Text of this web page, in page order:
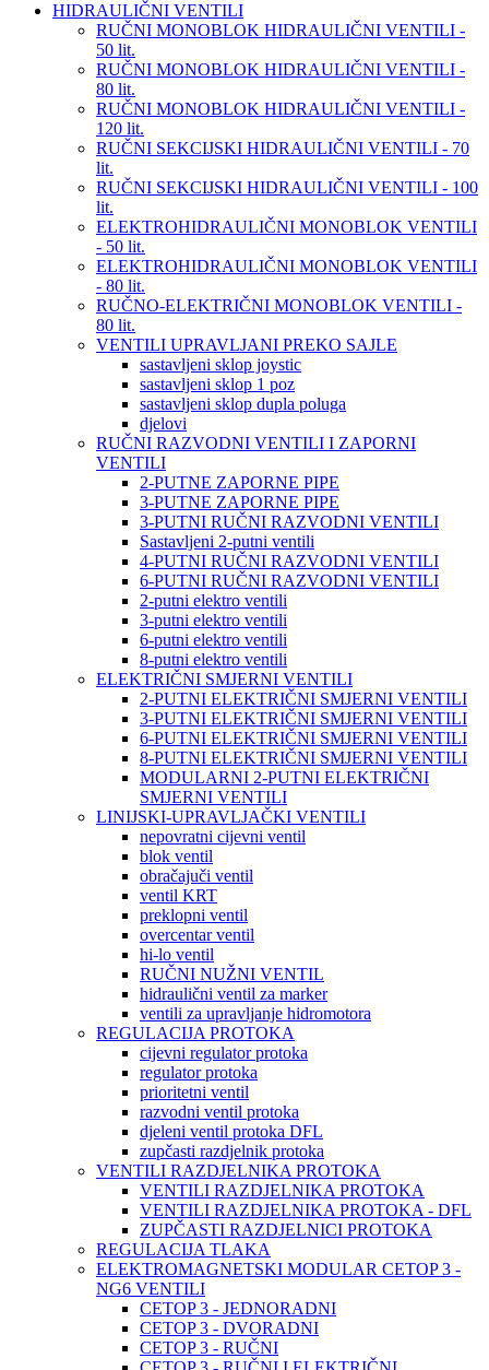
HIDRAULIČNI VENTILI
RUČNI MONOBLOK HIDRAULIČNI VENTILI -
50 lit.
RUČNI MONOBLOK HIDRAULIČNI VENTILI -
80 lit.
RUČNI MONOBLOK HIDRAULIČNI VENTILI -
120 lit.
RUČNI SEKCIJSKI HIDRAULIČNI VENTILI - 70
lit.
RUČNI SEKCIJSKI HIDRAULIČNI VENTILI - 100
lit.
ELEKTROHIDRAULIČNI MONOBLOK VENTILI
- 50 lit.
ELEKTROHIDRAULIČNI MONOBLOK VENTILI
- 80 lit.
RUČNO-ELEKTRIČNI MONOBLOK VENTILI -
80 lit.
VENTILI UPRAVLJANI PREKO SAJLE
sastavljeni sklop joystic
sastavljeni sklop 1 poz
sastavljeni sklop dupla poluga
djelovi
RUČNI RAZVODNI VENTILI I ZAPORNI
VENTILI
2-PUTNE ZAPORNE PIPE
3-PUTNE ZAPORNE PIPE
3-PUTNI RUČNI RAZVODNI VENTILI
Sastavljeni 2-putni ventili
4-PUTNI RUČNI RAZVODNI VENTILI
6-PUTNI RUČNI RAZVODNI VENTILI
2-putni elektro ventili
3-putni elektro ventili
6-putni elektro ventili
8-putni elektro ventili
ELEKTRIČNI SMJERNI VENTILI
2-PUTNI ELEKTRIČNI SMJERNI VENTILI
3-PUTNI ELEKTRIČNI SMJERNI VENTILI
6-PUTNI ELEKTRIČNI SMJERNI VENTILI
8-PUTNI ELEKTRIČNI SMJERNI VENTILI
MODULARNI 2-PUTNI ELEKTRIČNI
SMJERNI VENTILI
LINIJSKI-UPRAVLJAČKI VENTILI
nepovratni cijevni ventil
blok ventil
obračajuči ventil
ventil KRT
preklopni ventil
overcentar ventil
hi-lo ventil
RUČNI NUŽNI VENTIL
hidraulični ventil za marker
ventili za upravljanje hidromotora
REGULACIJA PROTOKA
cijevni regulator protoka
regulator protoka
prioritetni ventil
razvodni ventil protoka
djeleni ventil protoka DFL
zupčasti razdjelnik protoka
VENTILI RAZDJELNIKA PROTOKA
VENTILI RAZDJELNIKA PROTOKA
VENTILI RAZDJELNIKA PROTOKA - DFL
ZUPČASTI RAZDJELNICI PROTOKA
REGULACIJA TLAKA
ELEKTROMAGNETSKI MODULAR CETOP 3 -
NG6 VENTILI
CETOP 3 - JEDNORADNI
CETOP 3 - DVORADNI
CETOP 3 - RUČNI